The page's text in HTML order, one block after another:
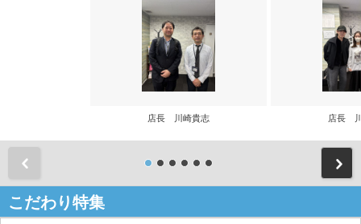
店長 川崎貴志 店長
こだわり特集